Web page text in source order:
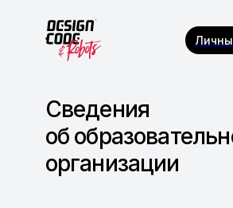
Сведения
об
организации